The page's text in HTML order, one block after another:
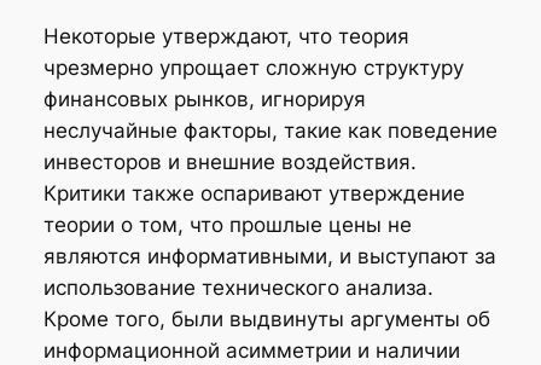
Некоторые утверждают, что теория
чрезмерно упрощает сложную структуру
финансовых рынков, игнорируя
неслучайные факторы, такие как поведение
инвесторов и внешние воздействия.
Критики также оспаривают утверждение
теории о том, что прошлые цены не
являются информативными, и выступают за
использование технического анализа.
Кроме того, были выдвинуты аргументы об
информационной асимметрии и наличии